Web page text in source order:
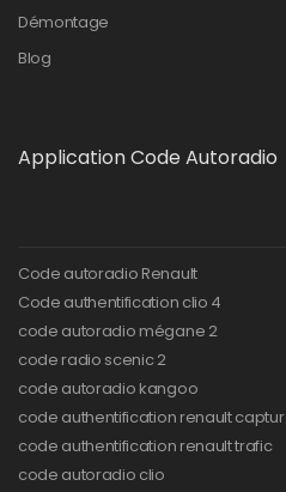
Démontage
Blog
Application Code Autoradio
Code autoradio Renault
Code authentification clio 4
code autoradio mégane 2
code radio scenic 2
code autoradio kangoo
code authentification renault captur
code authentification renault trafic
code autoradio clio